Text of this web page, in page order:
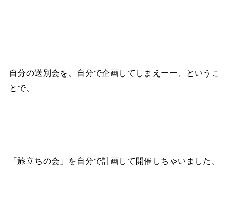
自分の送別会を、自分で企画してしまえーー、というこ
とで、
「旅立ちの会」を自分で計画して開催しちゃいました。